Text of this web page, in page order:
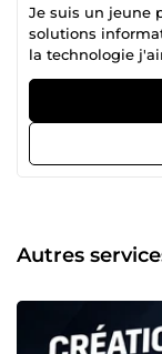
Je suis un jeune
solutions
la technologie
besoins grâce au
Autres